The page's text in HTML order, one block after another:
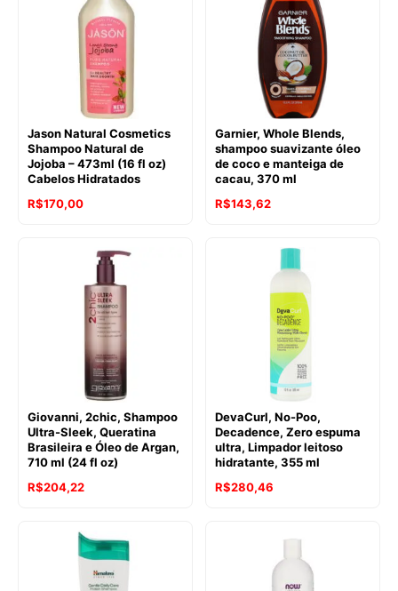
Jason Natural Cosmetics
Shampoo Natural de
Jojoba – 473ml (16 fl oz)
Cabelos Hidratados
R$170,00
Garnier, Whole Blends,
shampoo suavizante óleo
de coco e manteiga de
cacau, 370 ml
R$143,62
Giovanni, 2chic, Shampoo
Ultra-Sleek, Queratina
Brasileira e Óleo de Argan,
710 ml (24 fl oz)
R$204,22
DevaCurl, No-Poo,
Decadence, Zero espuma
ultra, Limpador leitoso
hidratante, 355 ml
R$280,46